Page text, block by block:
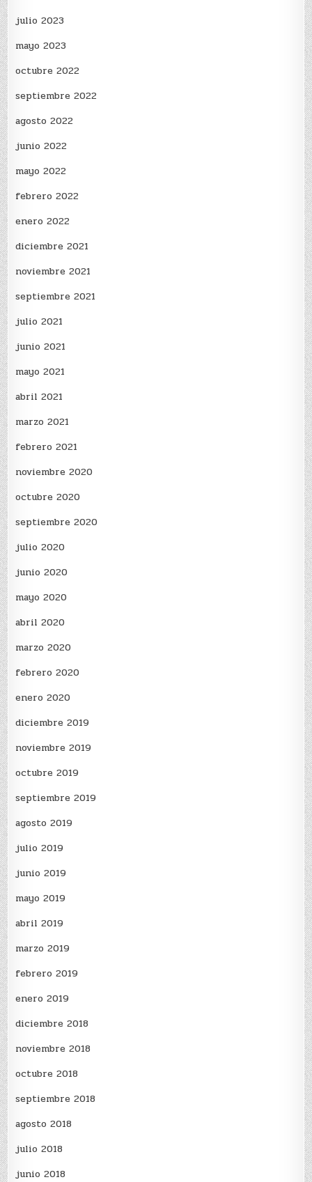
julio 2023
mayo 2023
octubre 2022
septiembre 2022
agosto 2022
junio 2022
mayo 2022
febrero 2022
enero 2022
diciembre 2021
noviembre 2021
septiembre 2021
julio 2021
junio 2021
mayo 2021
abril 2021
marzo 2021
febrero 2021
noviembre 2020
octubre 2020
septiembre 2020
julio 2020
junio 2020
mayo 2020
abril 2020
marzo 2020
febrero 2020
enero 2020
diciembre 2019
noviembre 2019
octubre 2019
septiembre 2019
agosto 2019
julio 2019
junio 2019
mayo 2019
abril 2019
marzo 2019
febrero 2019
enero 2019
diciembre 2018
noviembre 2018
octubre 2018
septiembre 2018
agosto 2018
julio 2018
junio 2018